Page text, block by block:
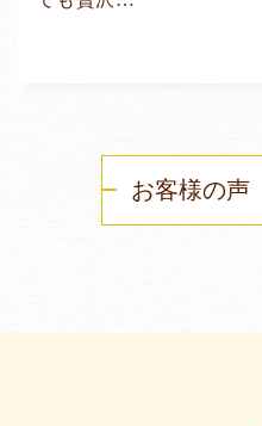
お客様の声